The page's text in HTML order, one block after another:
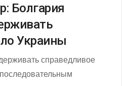
Болгария
Украины
справедливое